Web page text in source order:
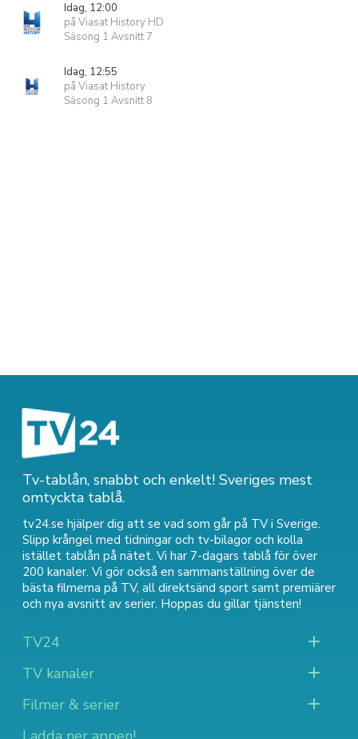
Idag, 12:00
på Viasat History HD
Säsong 1 Avsnitt 7
Idag, 12:55
på Viasat History
Säsong 1 Avsnitt 8
Tv-tablån, snabbt och enkelt! Sveriges mest
omtyckta tablå.
tv24.se hjälper dig att se vad som går på TV i Sverige.
Slipp krångel med tidningar och tv-bilagor och kolla
istället tablån på nätet. Vi har 7-dagars tablå för över
200 kanaler. Vi gör också en sammanställning över de
bästa filmerna på TV, all direktsänd sport samt premiärer
och nya avsnitt av serier. Hoppas du gillar tjänsten!
TV24
TV kanaler
Filmer & serier